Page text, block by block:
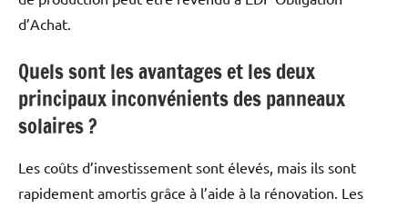
d’Achat.
Quels sont les avantages et les deux
principaux inconvénients des panneaux
solaires ?
Les coûts d’investissement sont élevés, mais ils sont
rapidement amortis grâce à l’aide à la rénovation. Les